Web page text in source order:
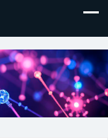
я использую.